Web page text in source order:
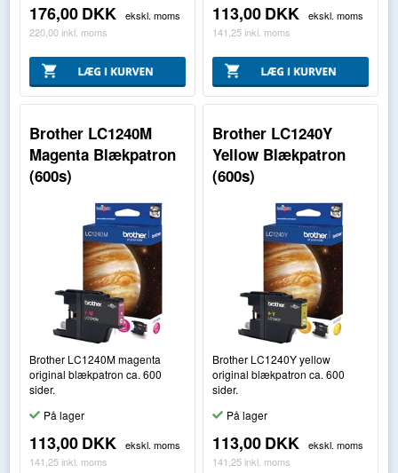
176,00DKK
ekskl. moms
220,00 inkl. moms
113,00DKK
ekskl. moms
141,25 inkl. moms
Brother LC1240M
Magenta Blækpatron
(600s)
Brother LC1240M magenta
original blækpatron ca. 600
sider.
På lager
113,00DKK
ekskl. moms
141,25 inkl. moms
Brother LC1240Y
Yellow Blækpatron
(600s)
Brother LC1240Y yellow
original blækpatron ca. 600
sider.
På lager
113,00DKK
ekskl. moms
141,25 inkl. moms